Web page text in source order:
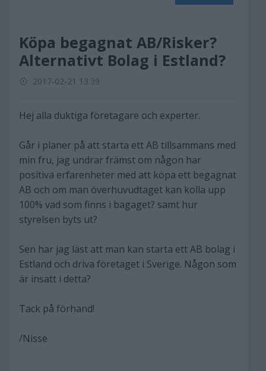
Köpa begagnat AB/Risker?
Alternativt Bolag i Estland?
2017-02-21 13:39
Hej alla duktiga företagare och experter.
Går i planer på att starta ett AB tillsammans med
min fru, jag undrar främst om någon har
positiva erfarenheter med att köpa ett begagnat
AB och om man överhuvudtaget kan kolla upp
100% vad som finns i bagaget? samt hur
styrelsen byts ut?
Sen har jag läst att man kan starta ett AB bolag i
Estland och driva företaget i Sverige. Någon som
är insatt i detta?
Tack på förhand!
/Nisse